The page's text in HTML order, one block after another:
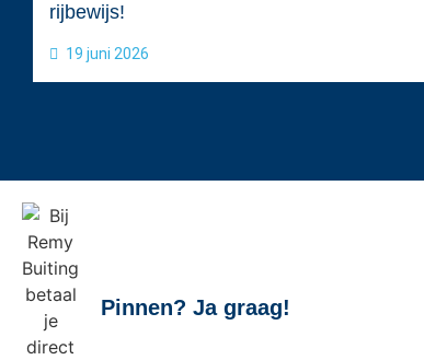
rijbewijs!
19 juni 2026
Pinnen? Ja graag!